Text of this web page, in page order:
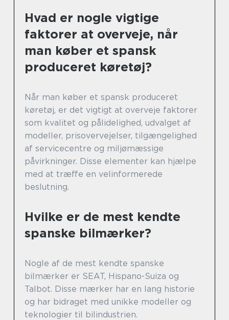
Hvad er nogle vigtige
faktorer at overveje, når
man køber et spansk
produceret køretøj?
Når man køber et spansk produceret
køretøj, er det vigtigt at overveje faktorer
som kvalitet og pålidelighed, udvalget af
modeller, prisovervejelser, tilgængelighed
af servicecentre og miljømæssige
påvirkninger. Disse elementer kan hjælpe
med at træffe en velinformerede
beslutning.
Hvilke er de mest kendte
spanske bilmærker?
Nogle af de mest kendte spanske
bilmærker er SEAT, Hispano-Suiza og
Talbot. Disse mærker har en lang historie
og har bidraget med unikke modeller og
teknologier til bilindustrien.